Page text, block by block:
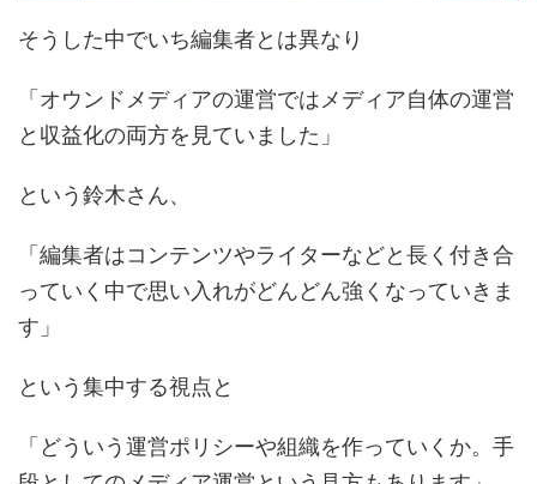
そうした中でいち編集者とは異なり
「オウンドメディアの運営ではメディア自体の運営
と収益化の両方を見ていました」
という鈴木さん、
「編集者はコンテンツやライターなどと長く付き合
っていく中で思い入れがどんどん強くなっていきま
す」
という集中する視点と
「どういう運営ポリシーや組織を作っていくか。手